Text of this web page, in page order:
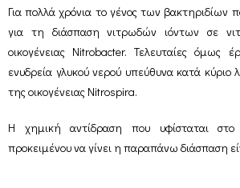
Για πολλά χρόνια το γένος των βακτηριδίων
για τη διάσπαση νιτρωδών ιόντων σε
οικογένειας Nitrobacter. Τελευταίες όμως
ενυδρεία γλυκού νερού υπεύθυνα κατά κύριο
της οικογένειας Nitrospira.
Η χημική αντίδραση που υφίσταται στο
προκειμένου να γίνει η παραπάνω διάσπαση